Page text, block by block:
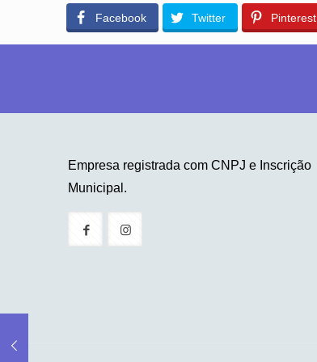
Facebook Twitter Pinterest
Empresa registrada com CNPJ e Inscrição
Municipal.